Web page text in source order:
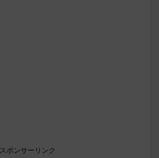
スポンサーリンク